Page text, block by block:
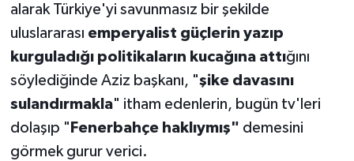
alarak Türkiye'yi savunmasız bir şekilde
uluslararası emperyalist güçlerin yazıp
kurguladığı politikaların kucağına attığını
söylediğinde Aziz başkanı, "şike davasını
sulandırmakla" itham edenlerin, bugün tv'leri
dolaşıp " Fenerbahçe haklıymış" demesini
görmek gurur verici.